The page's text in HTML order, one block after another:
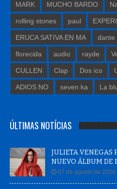
MARK MUCHO BARDO
rolling stones paul
ERUCA SATIVA EN MA dante
florecida audio rayde
CULLEN Clap Dos ico
ADIOS NO seven ka La
ÚLTIMAS NOTÍCIAS
JULIETA VENEGAS
NUEVO ÁLBUM DE
07 de agosto de 2026